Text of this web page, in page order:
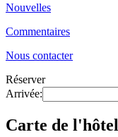
Nouvelles
Commentaires
Nous contacter
Réserver
Arrivée:
Carte de l'hôtel